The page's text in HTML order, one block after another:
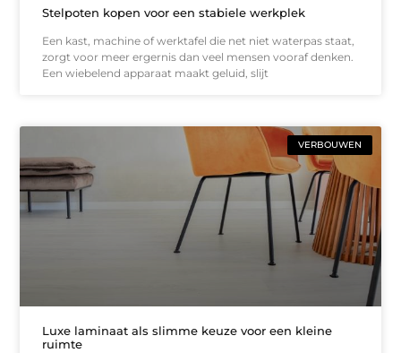
Stelpoten kopen voor een stabiele werkplek
Een kast, machine of werktafel die net niet waterpas staat,
zorgt voor meer ergernis dan veel mensen vooraf denken.
Een wiebelend apparaat maakt geluid, slijt
VERBOUWEN
Luxe laminaat als slimme keuze voor een kleine
ruimte